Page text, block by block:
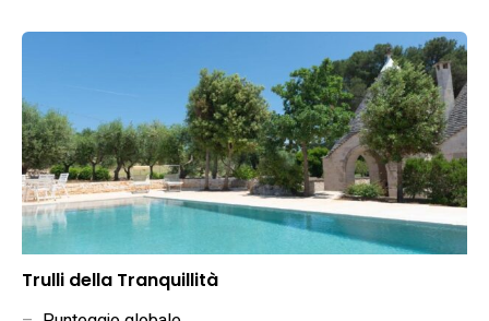
Trulli della Tranquillità